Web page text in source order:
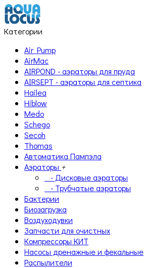
Категории
Air Pump
AirMac
AIRPOND - аэраторы для пруда
AIRSEPT - аэраторы для септика
Hailea
Hiblow
Medo
Schego
Secoh
Thomas
Автоматика Пампэла
Аэраторы +
- Дисковые аэраторы
- Трубчатые аэраторы
Бактерии
Биозагрузка
Воздуходувки
Запчасти для очистных
Компрессоры КИТ
Насосы дренажные и фекальные
Распылители